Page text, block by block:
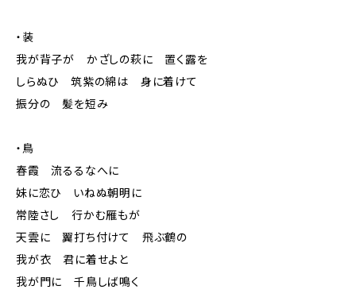
・装
我が背子が かざしの萩に 置く露を
しらぬひ 筑紫の綿は 身に着けて
振分の 髪を短み
・鳥
春霞 流るるなへに
妹に恋ひ いねぬ朝明に
常陸さし 行かむ雁もが
天雲に 翼打ち付けて 飛ぶ鶴の
我が衣 君に着せよと
我が門に 千鳥しば鳴く